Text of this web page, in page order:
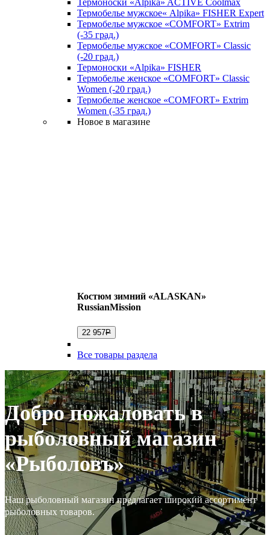
Термоноски «Alpika» ACTIVE Coolmax
Термобелье мужское« Alpika» FISHER Expert
Термобелье мужское «COMFORT» Extrim
(-35 град.)
Термобелье мужское «COMFORT» Classic
(-20 град.)
Термоноски «Alpika» FISHER
Термобелье женское «COMFORT» Classic
Women (-20 град.)
Термобелье женское «COMFORT» Extrim
Women (-35 град.)
Новое в магазине
Костюм зимний «ALASKAN»
RussianMission
22 957Р
Все товары раздела
Добро пожаловать в
рыболовный магазин
«Рыболовъ»
Наш рыболовный магазин предлагает широкий ассортимент
рыболовных товаров.